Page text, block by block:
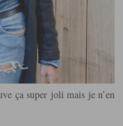
ça super joli mais je n’en